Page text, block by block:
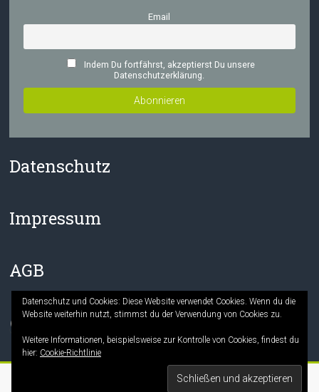
Email
Indem Du fortfährst, akzeptierst Du unsere
Datenschutzerklärung.
Datenschutz
Impressum
AGB
Facebook
Instagram
Die Mitmach-Buchhandlung. Alle Rechte vorbehalten.
Datenschutz und Cookies: Diese Website verwendet Cookies. Wenn du die
Website weiterhin nutzt, stimmst du der Verwendung von Cookies zu.
Weitere Informationen, beispielsweise zur Kontrolle von Cookies, findest du
hier: Cookie-Richtlinie